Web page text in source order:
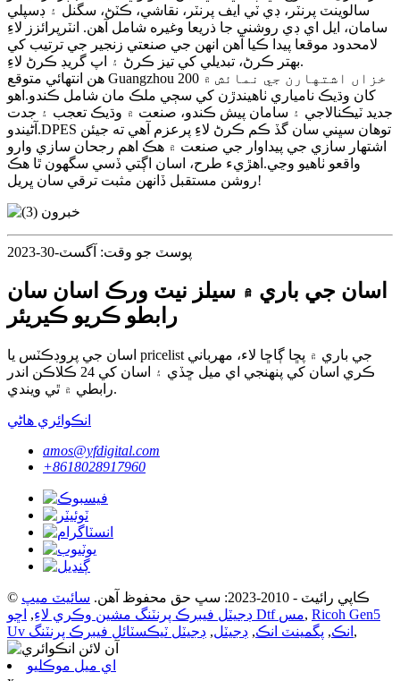
سالوينٽ پرنٽر، ڊي ٽي ايف پرنٽر، نقاشي، ڪٽڻ، سگنل ۽ ڊسپلي
سامان، ايل اي ڊي روشني جا ذريعا وغيره شامل آهن. انٽرپرائزز لاءِ
لامحدود موقعا پيدا ڪيا آھن انھن جي صنعتي زنجير جي ترتيب کي
بهتر ڪرڻ، تبديلي کي تيز ڪرڻ ۽ اپ گريڊ ڪرڻ لاءِ.
هن انتهائي متوقع Guangzhou خزاں اشتهارن جي نمائش ۾ 200
کان وڌيڪ نامياري ٺاهيندڙن کي سڄي ملڪ مان شامل ڪندو.اهو
جديد ٽيڪنالاجي ۽ سامان پيش ڪندو، صنعت ۾ وڌيڪ تعجب ۽ جدت
آڻيندو.DPES توهان سڀني سان گڏ ڪم ڪرڻ لاءِ پرعزم آهي ته جيئن
اشتهار سازي جي پيداوار جي صنعت ۾ هڪ اهم رجحان سازي وارو
واقعو ٺاهيو وڃي.اهڙيء طرح، اسان اڳتي ڏسي سگهون ٿا هڪ
روشن مستقبل ڏانهن مثبت ترقي سان ڀريل!
پوسٽ جو وقت: آگسٽ-30-2023
اسان جي باري ۾ سيلز نيٽ ورڪ اسان سان
رابطو ڪريو ڪيريئر
اسان جي پروڊڪٽس يا pricelist جي باري ۾ پڇا ڳاڇا لاء، مهرباني
ڪري اسان کي پنهنجي اي ميل ڇڏي ۽ اسان کي 24 ڪلاڪن اندر
رابطي ۾ ٿي ويندي.
انڪوائري هاڻي
amos@yfdigital.com
+8618028917960
© ڪاپي رائيٽ - 2010-2023: سڀ حق محفوظ آهن.
سائيٽ ميپ
ڊجيٽل فيبرڪ پرنٽنگ مشين وڪري لاءِ, اڇو Dtf مس, Ricoh Gen5
Uv انڪ, پگمينٽ انڪ, ڊجيٽل, ڊجيٽل ٽيڪسٽائل فيبرڪ پرنٽنگ ,
اي ميل موڪليو